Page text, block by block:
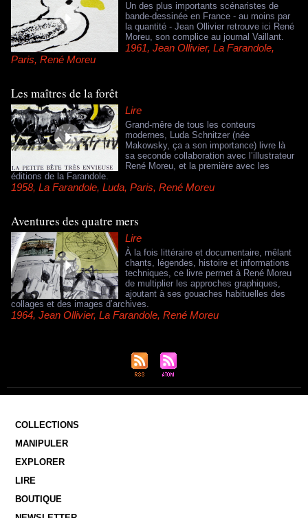
Un des plus importants scénaristes de
bande-dessinée en France - au moins par
la quantité - Jean Ollivier retrouve ici René
Moreu, son complice au journal Vaillant.
1961,Jean Ollivier,La Farandole,
Paris, René Moreu
Les maîtres de la forêt
Lire
Grand-mêre de tous les conteurs
modernes, Luda Schnitzer (née
Makowsky, ça a son importance) livre là
sa seconde collaboration avec l’illustrateur
René Moreu, et la première avec les
éditions de la Farandole.
1958, La Farandole, Luda, Paris, René Moreu
Aventures des quatre mers
Lire
À la fois littéraire et documentaire, mêlant
chants, légendes, histoire et informations
techniques, ce livre permet à René Moreu
de multiplier les approches graphiques,
ajoutant à ses gouaches habituelles des
collages et des images d’archives.
1964, Jean Ollivier, La Farandole, René Moreu
COLLECTIONS
MANIPULER
EXPLORER
LIRE
BOUTIQUE